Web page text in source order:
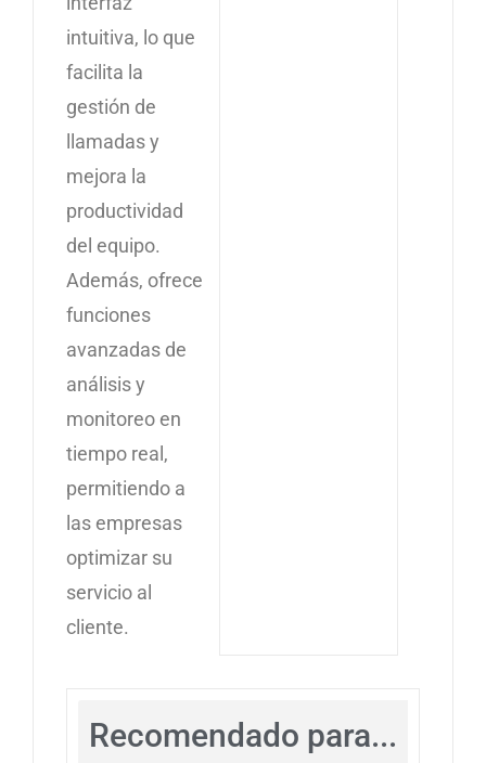
intuitiva, lo que
facilita la
gestión de
llamadas y
mejora la
productividad
del equipo.
Además, ofrece
funciones
avanzadas de
análisis y
monitoreo en
tiempo real,
permitiendo a
las empresas
optimizar su
servicio al
cliente.
Recomendado para...